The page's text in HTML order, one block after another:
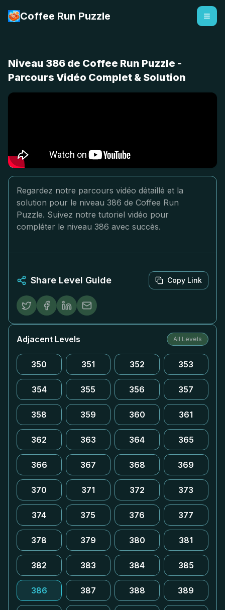
Coffee Run Puzzle
Niveau 386 de Coffee Run Puzzle -
Parcours Vidéo Complet & Solution
Regardez notre parcours vidéo détaillé et la
solution pour le niveau 386 de Coffee Run
Puzzle. Suivez notre tutoriel vidéo pour
compléter le niveau 386 avec succès.
Share Level Guide Copy Link
Adjacent Levels All Levels
350 351 352 353
354 355 356 357
358 359 360 361
362 363 364 365
366 367 368 369
370 371 372 373
374 375 376 377
378 379 380 381
382 383 384 385
386 387 388 389